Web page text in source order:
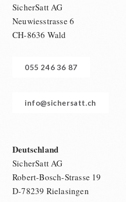
SicherSatt AG
Neuwiesstrasse 6
CH-8636 Wald
055 246 36 87
info@sichersatt.ch
Deutschland
SicherSatt AG
Robert-Bosch-Strasse 19
D-78239 Rielasingen